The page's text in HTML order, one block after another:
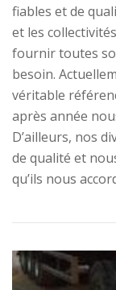
fiables et de
et les
fournir toutes
besoin.
véritable
après année
D’ailleurs, nos
de qualité et
qu’ils nous